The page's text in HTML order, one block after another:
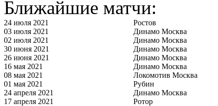
Ближайшие матчи:
24 июля 2021
Ростов
03 июля 2021
Динамо Москва
02 июля 2021
Динамо Москва
30 июня 2021
Динамо Москва
26 июня 2021
Динамо Москва
16 мая 2021
Динамо Москва
08 мая 2021
Локомотив Москва
01 мая 2021
Рубин
24 апреля 2021
Динамо Москва
17 апреля 2021
Ротор